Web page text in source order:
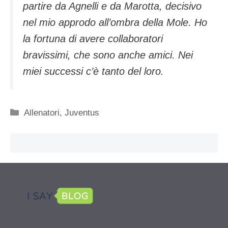
partire da Agnelli e da Marotta, decisivo
nel mio approdo all’ombra della Mole. Ho
la fortuna di avere collaboratori
bravissimi, che sono anche amici. Nei
miei successi c’è tanto del loro.
Categorie
Allenatori,Juventus